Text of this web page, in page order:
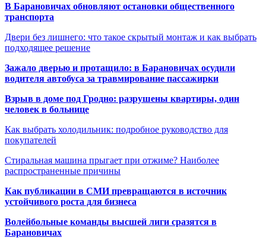
В Барановичах обновляют остановки общественного
транспорта
Двери без лишнего: что такое скрытый монтаж и как выбрать
подходящее решение
Зажало дверью и протащило: в Барановичах осудили
водителя автобуса за травмирование пассажирки
Взрыв в доме под Гродно: разрушены квартиры, один
человек в больнице
Как выбрать холодильник: подробное руководство для
покупателей
Стиральная машина прыгает при отжиме? Наиболее
распространенные причины
Как публикации в СМИ превращаются в источник
устойчивого роста для бизнеса
Волейбольные команды высшей лиги сразятся в
Барановичах